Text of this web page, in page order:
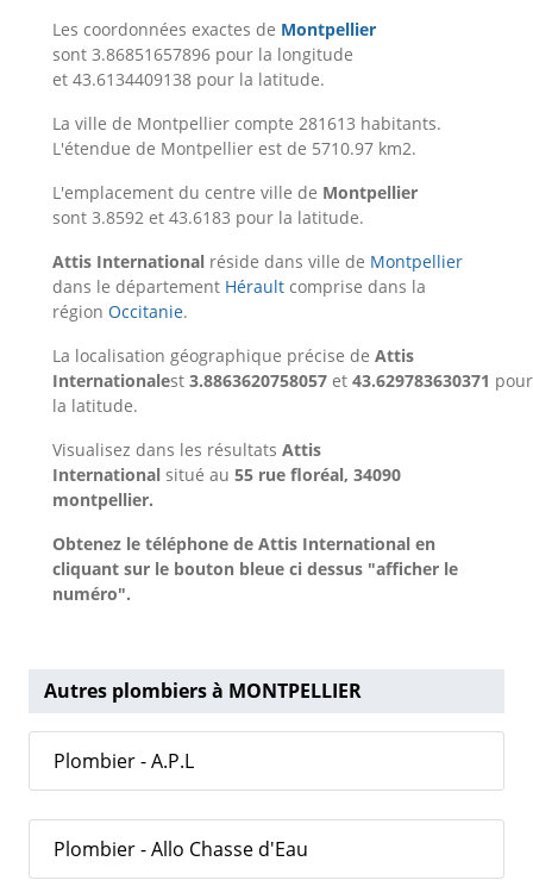
Les coordonnées exactes de Montpellier
sont 3.86851657896 pour la longitude
et 43.6134409138 pour la latitude.
La ville de Montpellier compte 281613 habitants.
L'étendue de Montpellier est de 5710.97 km2.
L'emplacement du centre ville de Montpellier
sont 3.8592 et 43.6183 pour la latitude.
Attis International réside dans ville de Montpellier
dans le département Hérault comprise dans la
région Occitanie.
La localisation géographique précise de Attis
Internationalest 3.8863620758057 et 43.629783630371 pour
la latitude.
Visualisez dans les résultats Attis
International situé au 55 rue floréal, 34090
montpellier.
Obtenez le téléphone de Attis International en
cliquant sur le bouton bleue ci dessus "afficher le
numéro".
Autres plombiers à MONTPELLIER
Plombier - A.P.L
Plombier - Allo Chasse d'Eau